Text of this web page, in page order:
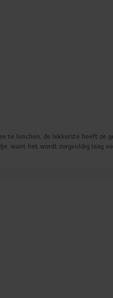
te lunchen, de lekkerste heeft ze
want het wordt zorgvuldig laag